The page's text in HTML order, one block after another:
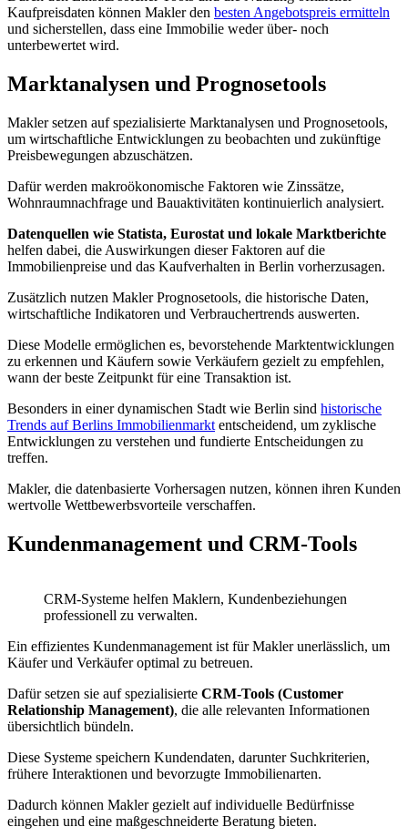
Kaufpreisdaten können Makler den besten Angebotspreis ermitteln
und sicherstellen, dass eine Immobilie weder über- noch
unterbewertet wird.
Marktanalysen und Prognosetools
Makler setzen auf spezialisierte Marktanalysen und Prognosetools,
um wirtschaftliche Entwicklungen zu beobachten und zukünftige
Preisbewegungen abzuschätzen.
Dafür werden makroökonomische Faktoren wie Zinssätze,
Wohnraumnachfrage und Bauaktivitäten kontinuierlich analysiert.
Datenquellen wie Statista, Eurostat und lokale Marktberichte
helfen dabei, die Auswirkungen dieser Faktoren auf die
Immobilienpreise und das Kaufverhalten in Berlin vorherzusagen.
Zusätzlich nutzen Makler Prognosetools, die historische Daten,
wirtschaftliche Indikatoren und Verbrauchertrends auswerten.
Diese Modelle ermöglichen es, bevorstehende Marktentwicklungen
zu erkennen und Käufern sowie Verkäufern gezielt zu empfehlen,
wann der beste Zeitpunkt für eine Transaktion ist.
Besonders in einer dynamischen Stadt wie Berlin sind historische
Trends auf Berlins Immobilienmarkt entscheidend, um zyklische
Entwicklungen zu verstehen und fundierte Entscheidungen zu
treffen.
Makler, die datenbasierte Vorhersagen nutzen, können ihren Kunden
wertvolle Wettbewerbsvorteile verschaffen.
Kundenmanagement und CRM-Tools
CRM-Systeme helfen Maklern, Kundenbeziehungen
professionell zu verwalten.
Ein effizientes Kundenmanagement ist für Makler unerlässlich, um
Käufer und Verkäufer optimal zu betreuen.
Dafür setzen sie auf spezialisierte CRM-Tools (Customer
Relationship Management), die alle relevanten Informationen
übersichtlich bündeln.
Diese Systeme speichern Kundendaten, darunter Suchkriterien,
frühere Interaktionen und bevorzugte Immobilienarten.
Dadurch können Makler gezielt auf individuelle Bedürfnisse
eingehen und eine maßgeschneiderte Beratung bieten.